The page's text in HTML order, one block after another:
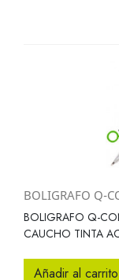
BOLIGRAFO Q-
BOLIGRAFO Q-
CAUCHO TINTA
Añadir al carrito